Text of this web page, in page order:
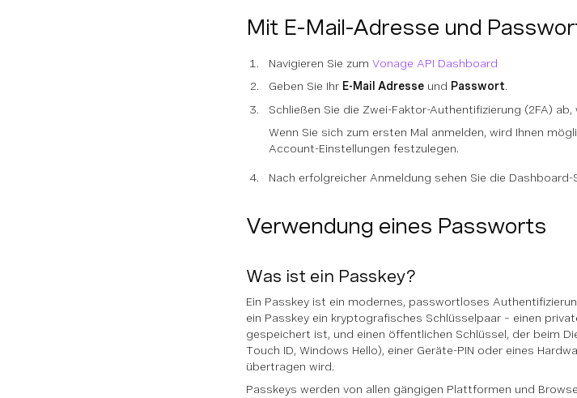
Mit E-Mail-Adresse und
Navigieren Sie zum Vonage API Dashboard
Geben Sie Ihr E-Mail Adresse und Passwort.
Schließen Sie die Zwei-Faktor-Authentifizierung (2FA)
Wenn Sie sich zum ersten Mal anmelden, wird Ihnen
Account-Einstellungen festzulegen.
Nach erfolgreicher Anmeldung sehen Sie die
Verwendung eines Passworts
Was ist ein Passkey?
Ein Passkey ist ein modernes, passwortloses
ein Passkey ein kryptografisches Schlüsselpaar – einen
gespeichert ist, und einen öffentlichen Schlüssel, der beim
Touch ID, Windows Hello), einer Geräte-PIN oder eines
übertragen wird.
Passkeys werden von allen gängigen Plattformen und